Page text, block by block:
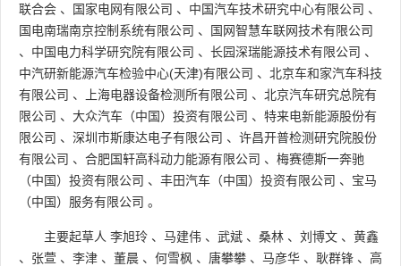
联合会 、 国家电网有限公司 、 中国汽车技术研究中心有限公司 、
国电南瑞南京控制系统有限公司 、
国网智慧车联网技术有限公司
、 中国电力科学研究院有限公司 、 长园深瑞能源技术有限公司 、
中汽研新能源汽车检验中心(天津)有限公司 、 北京车和家汽车科技
有限公司 、 上海电器设备检测所有限公司 、 北京汽车研究总院有
限公司 、 大众汽车（中国）投资有限公司 、 特来电新能源股份有
限公司 、 深圳市斯康达电子有限公司 、 许昌开普检测研究院股份
有限公司 、 合肥国轩高科动力能源有限公司 、 梅赛德斯一奔驰
（中国）投资有限公司 、 丰田汽车（中国）投资有限公司 、 宝马
（中国）服务有限公司 。
主要起草人 李旭玲 、 马建伟 、 武斌 、 桑林 、 刘博文 、 黄鑫
、 张萱 、 李津 、 董晨 、 何雪枫 、 唐攀攀 、 马彦华 、 耿群锋 、 高